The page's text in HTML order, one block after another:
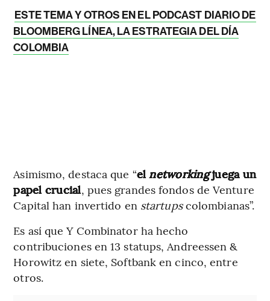
ESTE TEMA Y OTROS EN EL PODCAST DIARIO DE
BLOOMBERG LÍNEA, LA ESTRATEGIA DEL DÍA
COLOMBIA
Asimismo, destaca que “el networkingjuega un
papel crucial, pues grandes fondos de Venture
Capital han invertido en startupscolombianas”.
Es así que Y Combinator ha hecho
contribuciones en 13 statups, Andreessen &
Horowitz en siete, Softbank en cinco, entre
otros.